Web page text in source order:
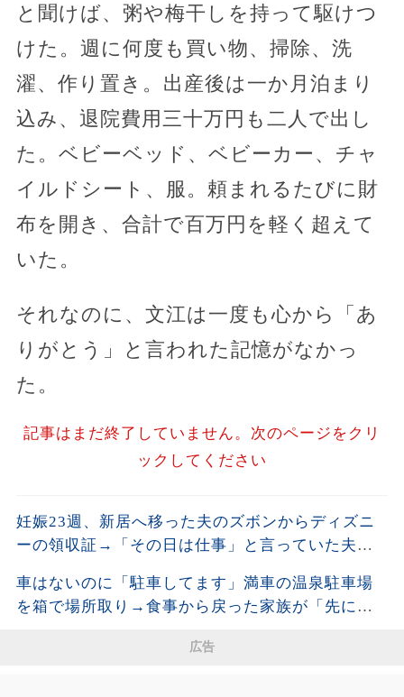
と聞けば、粥や梅干しを持って駆けつ
けた。週に何度も買い物、掃除、洗
濯、作り置き。出産後は一か月泊まり
込み、退院費用三十万円も二人で出し
た。ベビーベッド、ベビーカー、チャ
イルドシート、服。頼まれるたびに財
布を開き、合計で百万円を軽く超えて
いた。
それなのに、文江は一度も心から「あ
りがとう」と言われた記憶がなかっ
た。
記事はまだ終了していません。次のページをクリ
ックしてください
妊娠23週、新居へ移った夫のズボンからディズニ
ーの領収証→「その日は仕事」と言っていた夫に
た
車はないのに「駐車してます」満車の温泉駐車場
を箱で場所取り→食事から戻った家族が「先に確
広告